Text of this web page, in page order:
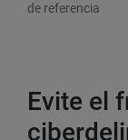
de referencia
Evite el